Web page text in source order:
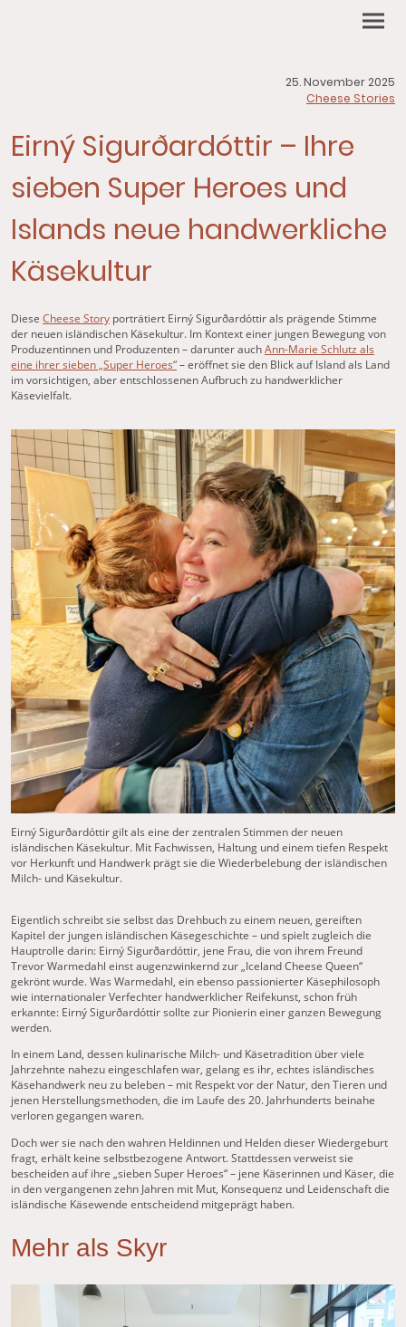
25. November 2025
Cheese Stories
Eirný Sigurðardóttir – Ihre
sieben Super Heroes und
Islands neue handwerkliche
Käsekultur
Diese Cheese Story porträtiert Eirný Sigurðardóttir als prägende Stimme
der neuen isländischen Käsekultur. Im Kontext einer jungen Bewegung von
Produzentinnen und Produzenten – darunter auchAnn-Marie Schlutz als
eine ihrer sieben „Super Heroes“– eröffnet sie den Blick auf Island als Land
im vorsichtigen, aber entschlossenen Aufbruch zu handwerklicher
Käsevielfalt.
Eirný Sigurðardóttir gilt als eine der zentralen Stimmen der neuen
isländischen Käsekultur. Mit Fachwissen, Haltung und einem tiefen Respekt
vor Herkunft und Handwerk prägt sie die Wiederbelebung der isländischen
Milch- und Käsekultur.
Eigentlich schreibt sie selbst das Drehbuch zu einem neuen, gereiften
Kapitel der jungen isländischen Käsegeschichte – und spielt zugleich die
Hauptrolle darin: Eirný Sigurðardóttir, jene Frau, die von ihrem Freund
Trevor Warmedahl einst augenzwinkernd zur „Iceland Cheese Queen“
gekrönt wurde. Was Warmedahl, ein ebenso passionierter Käsephilosoph
wie internationaler Verfechter handwerklicher Reifekunst, schon früh
erkannte: Eirný Sigurðardóttir sollte zur Pionierin einer ganzen Bewegung
werden.
In einem Land, dessen kulinarische Milch- und Käsetradition über viele
Jahrzehnte nahezu eingeschlafen war, gelang es ihr, echtes isländisches
Käsehandwerk neu zu beleben – mit Respekt vor der Natur, den Tieren und
jenen Herstellungsmethoden, die im Laufe des 20. Jahrhunderts beinahe
verloren gegangen waren.
Doch wer sie nach den wahren Heldinnen und Helden dieser Wiedergeburt
fragt, erhält keine selbstbezogene Antwort. Stattdessen verweist sie
bescheiden auf ihre „sieben Super Heroes“ – jene Käserinnen und Käser, die
in den vergangenen zehn Jahren mit Mut, Konsequenz und Leidenschaft die
isländische Käsewende entscheidend mitgeprägt haben.
Mehr als Skyr